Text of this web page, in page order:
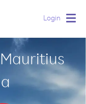
Login